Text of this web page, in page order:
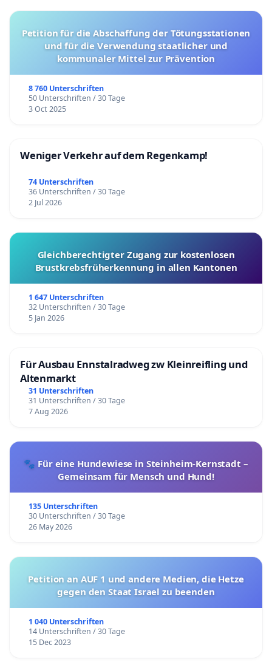
Petition für die Abschaffung der Tötungsstationen
und für die Verwendung staatlicher und
kommunaler Mittel zur Prävention
8 760 Unterschriften
50 Unterschriften / 30 Tage
3 Oct 2025
Weniger Verkehr auf dem Regenkamp!
74 Unterschriften
36 Unterschriften / 30 Tage
2 Jul 2026
Gleichberechtigter Zugang zur kostenlosen
Brustkrebsfrüherkennung in allen Kantonen
1 647 Unterschriften
32 Unterschriften / 30 Tage
5 Jan 2026
Für Ausbau Ennstalradweg zw Kleinreifling und
Altenmarkt
31 Unterschriften
31 Unterschriften / 30 Tage
7 Aug 2026
🐾 Für eine Hundewiese in Steinheim-Kernstadt –
Gemeinsam für Mensch und Hund!
135 Unterschriften
30 Unterschriften / 30 Tage
26 May 2026
Petition an AUF 1 und andere Medien, die Hetze
gegen den Staat Israel zu beenden
1 040 Unterschriften
14 Unterschriften / 30 Tage
15 Dec 2023